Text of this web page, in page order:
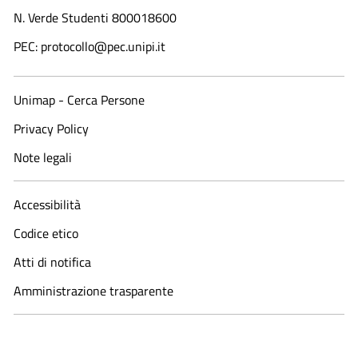
N. Verde Studenti 800018600​
PEC: protocollo@pec.unipi.it
Unimap - Cerca Persone
Privacy Policy
Note legali
Accessibilità
Codice etico
Atti di notifica
Amministrazione trasparente